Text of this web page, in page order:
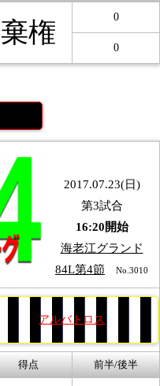
棄権
0
0
2017.07.23(日)
第3試合
16:20開始
海老江グランド
84L第4節
No.3010
アルバトロス
得点 前半/後半